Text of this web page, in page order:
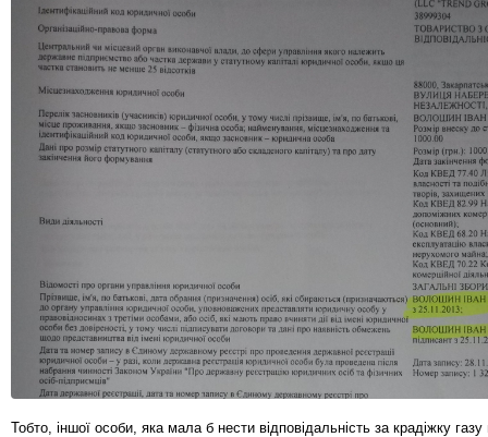
Тобто, іншої особи, яка мала б нести відповідальність за крадіжку газу